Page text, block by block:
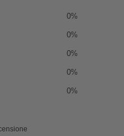
0%
0%
0%
0%
0%